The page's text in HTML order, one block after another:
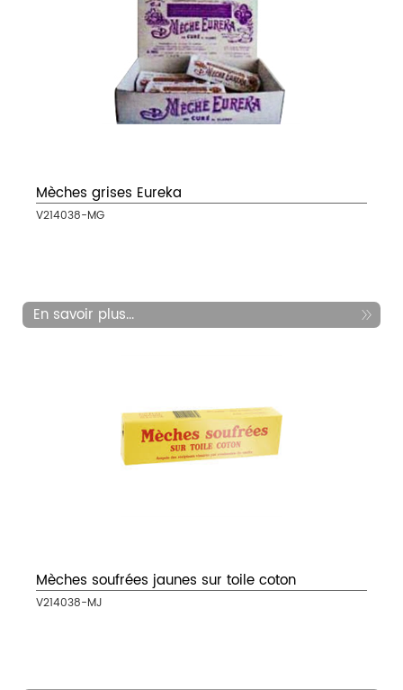
Mèches grises Eureka
V214038-MG
En savoir plus...
Mèches soufrées jaunes sur toile coton
V214038-MJ